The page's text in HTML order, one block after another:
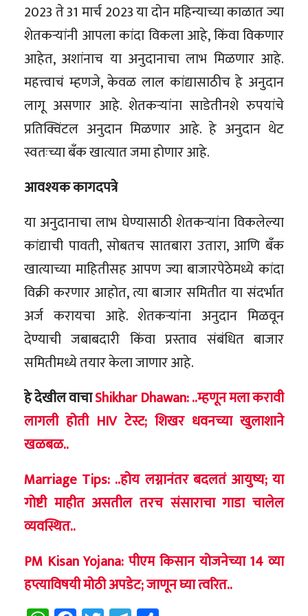
2023 ते 31 मार्च 2023 या दोन महिन्याच्या काळात ज्या
शेतकऱ्यांनी आपला कांदा विकला आहे, किंवा विकणार
आहेत, अशांनाच या अनुदानाचा लाभ मिळणार आहे.
महत्त्वाचं म्हणजे, केवळ लाल कांद्यासाठीच हे अनुदान
लागू असणार आहे. शेतकऱ्यांना साडेतीनशे रुपयांचे
प्रतिक्विंटल अनुदान मिळणार आहे. हे अनुदान थेट
स्वतःच्या बँक खात्यात जमा होणार आहे.
आवश्यक कागदपत्रे
या अनुदानाचा लाभ घेण्यासाठी शेतकऱ्यांना विकलेल्या
कांद्याची पावती, सोबतच सातबारा उतारा, आणि बँक
खात्याच्या माहितीसह आपण ज्या बाजारपेठेमध्ये कांदा
विक्री करणार आहोत, त्या बाजार समितीत या संदर्भात
अर्ज करायचा आहे. शेतकऱ्यांना अनुदान मिळवून
देण्याची जबाबदारी किंवा प्रस्ताव संबंधित बाजार
समितीमध्ये तयार केला जाणार आहे.
हे देखील वाचाShikhar Dhawan: ..म्हणून मला करावी
लागली होती HIV टेस्ट; शिखर धवनच्या खुलाशाने
खळबळ..
Marriage Tips: ..होय लग्नानंतर बदलतं आयुष्य; या
गोष्टी माहीत असतील तरच संसाराचा गाडा चालेल
व्यवस्थित..
PM Kisan Yojana: पीएम किसान योजनेच्या 14 व्या
हप्त्याविषयी मोठी अपडेट; जाणून घ्या त्वरित..